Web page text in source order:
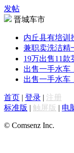
发帖
晋城车市
内丘县有培训
兼职卖洗洁精
19万出售11款
出售一手水车
出售一手水车
首页 | 登录 | 注册
标准版 | 触屏版 | 电
© Comsenz Inc.